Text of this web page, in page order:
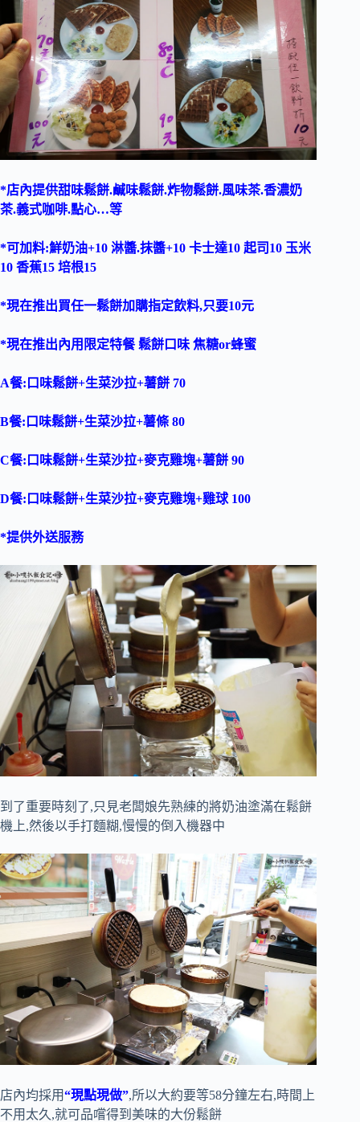
*店內提供甜味鬆餅.鹹味鬆餅.炸物鬆餅.風味茶.香濃奶
茶.義式咖啡.點心…等
*可加料:鮮奶油+10 淋醬.抹醬+10 卡士達10 起司10 玉米
10 香蕉15 培根15
*現在推出買任一鬆餅加購指定飲料,只要10元
*現在推出內用限定特餐 鬆餅口味 焦糖or蜂蜜
A餐:口味鬆餅+生菜沙拉+薯餅 70
B餐:口味鬆餅+生菜沙拉+薯條 80
C餐:口味鬆餅+生菜沙拉+麥克雞塊+薯餅 90
D餐:口味鬆餅+生菜沙拉+麥克雞塊+雞球 100
*提供外送服務
到了重要時刻了,只見老闆娘先熟練的將奶油塗滿在鬆餅
機上,然後以手打麵糊,慢慢的倒入機器中
店內均採用“現點現做”,所以大約要等58分鐘左右,時間上
不用太久,就可品嚐得到美味的大份鬆餅